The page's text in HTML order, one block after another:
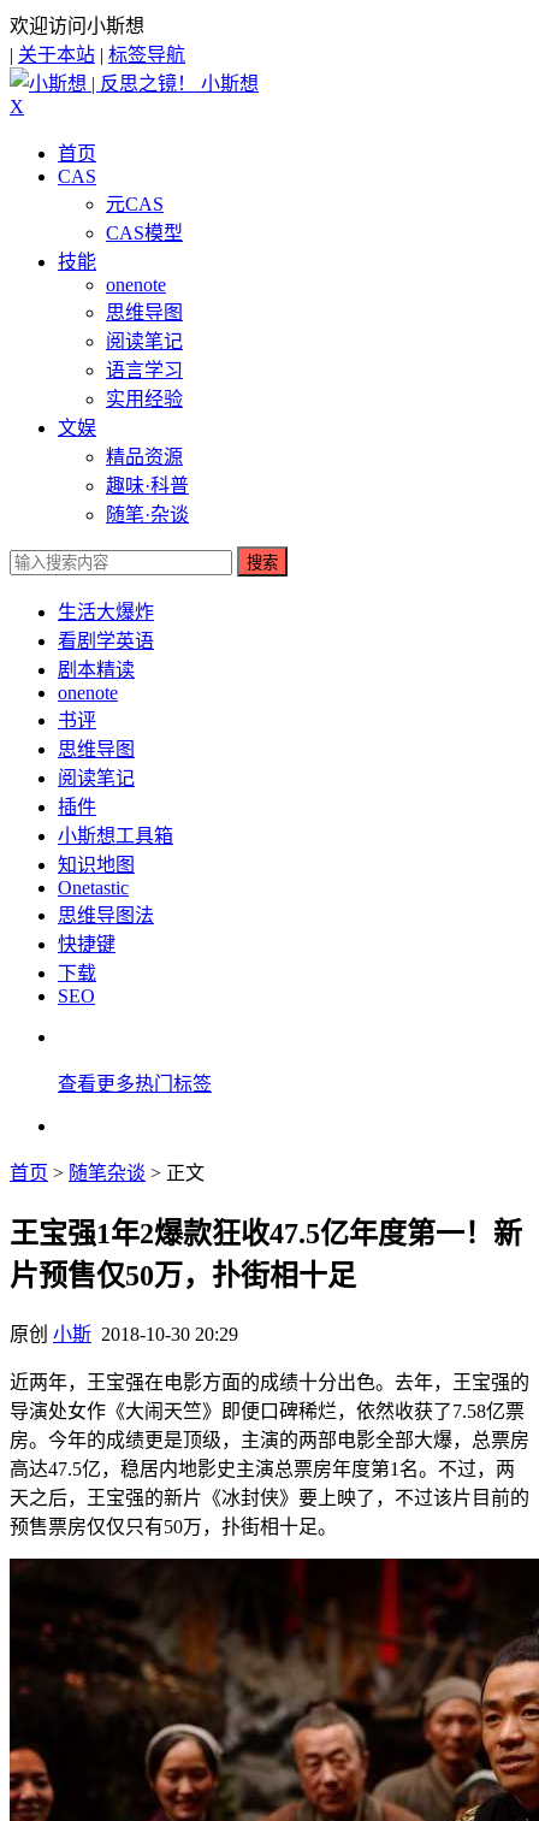
欢迎访问小斯想
| 关于本站 | 标签导航
小斯想
X
首页
CAS
元CAS
CAS模型
技能
onenote
思维导图
阅读笔记
语言学习
实用经验
文娱
精品资源
趣味·科普
随笔·杂谈
搜索
生活大爆炸
看剧学英语
剧本精读
onenote
书评
思维导图
阅读笔记
插件
小斯想工具箱
知识地图
Onetastic
思维导图法
快捷键
下载
SEO
查看更多热门标签
首页 > 随笔杂谈 > 正文
王宝强1年2爆款狂收47.5亿年度第一！新
片预售仅50万，扑街相十足
原创 小斯 2018-10-30 20:29
近两年，王宝强在电影方面的成绩十分出色。去年，王宝强的
导演处女作《大闹天竺》即便口碑稀烂，依然收获了7.58亿票
房。今年的成绩更是顶级，主演的两部电影全部大爆，总票房
高达47.5亿，稳居内地影史主演总票房年度第1名。不过，两
天之后，王宝强的新片《冰封侠》要上映了，不过该片目前的
预售票房仅仅只有50万，扑街相十足。